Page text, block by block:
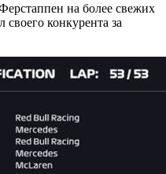
на более свежих
конкурента за